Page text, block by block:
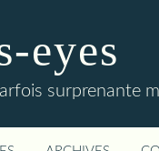
eyes
surprenante